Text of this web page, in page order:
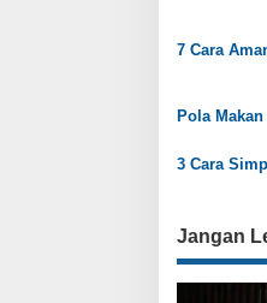
s
7 Cara
Pola
3 Cara
Jangan